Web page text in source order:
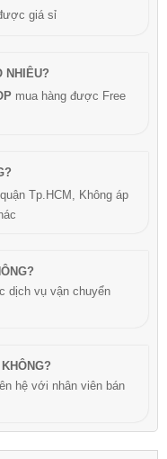
giá sỉ
NHIÊU?
mua hàng được Free
Tp.HCM, Không áp
dịch vụ vận chuyển
hệ với nhân viên bán